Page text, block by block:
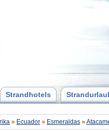
Strandhotels
» Ecuador » Esmeraldas »